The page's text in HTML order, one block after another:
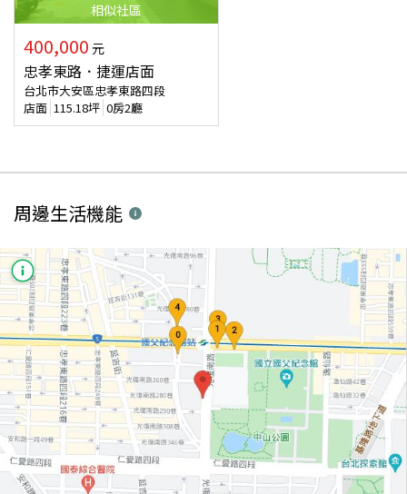
相似社區
400,000 元
忠孝東路．捷運店面
台北市大安區忠孝東路四段
店面 115.18坪 0房2廳
周邊生活機能